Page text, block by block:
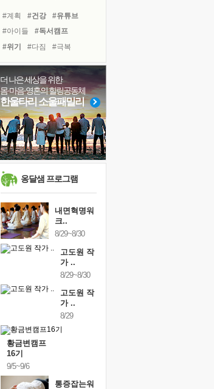
꿈이 실제가 되는 것
'말 타는 법'을 먼저
졸업식 사진을 보며
극심한 변비, 어깨결림, 수면 장애
아픈 아버지를 위한 공간 설계
슬럼프
보고 싶은 어머니
못된 꼰대들
#계획 #건강
#유튜브
#아이들
#독서캠프
#위기
#다짐
#극복
#나눔
#친구
#링컨학교
#도움
#명상
#사람
#비전캠프
#리더
#면역력
#힐링
#선택
#바이러스
더 나은 세상을 위한
몸·마음·영혼의 힐링공동체
한울타리 소울패밀리
옹달샘 프로그램
내면혁명워
크..
8/29~8/30
고도원 작
가 ..
8/29~8/30
고도원 작
가 ..
8/29
황금변캠프
16기
9/5~9/6
통증잡는워